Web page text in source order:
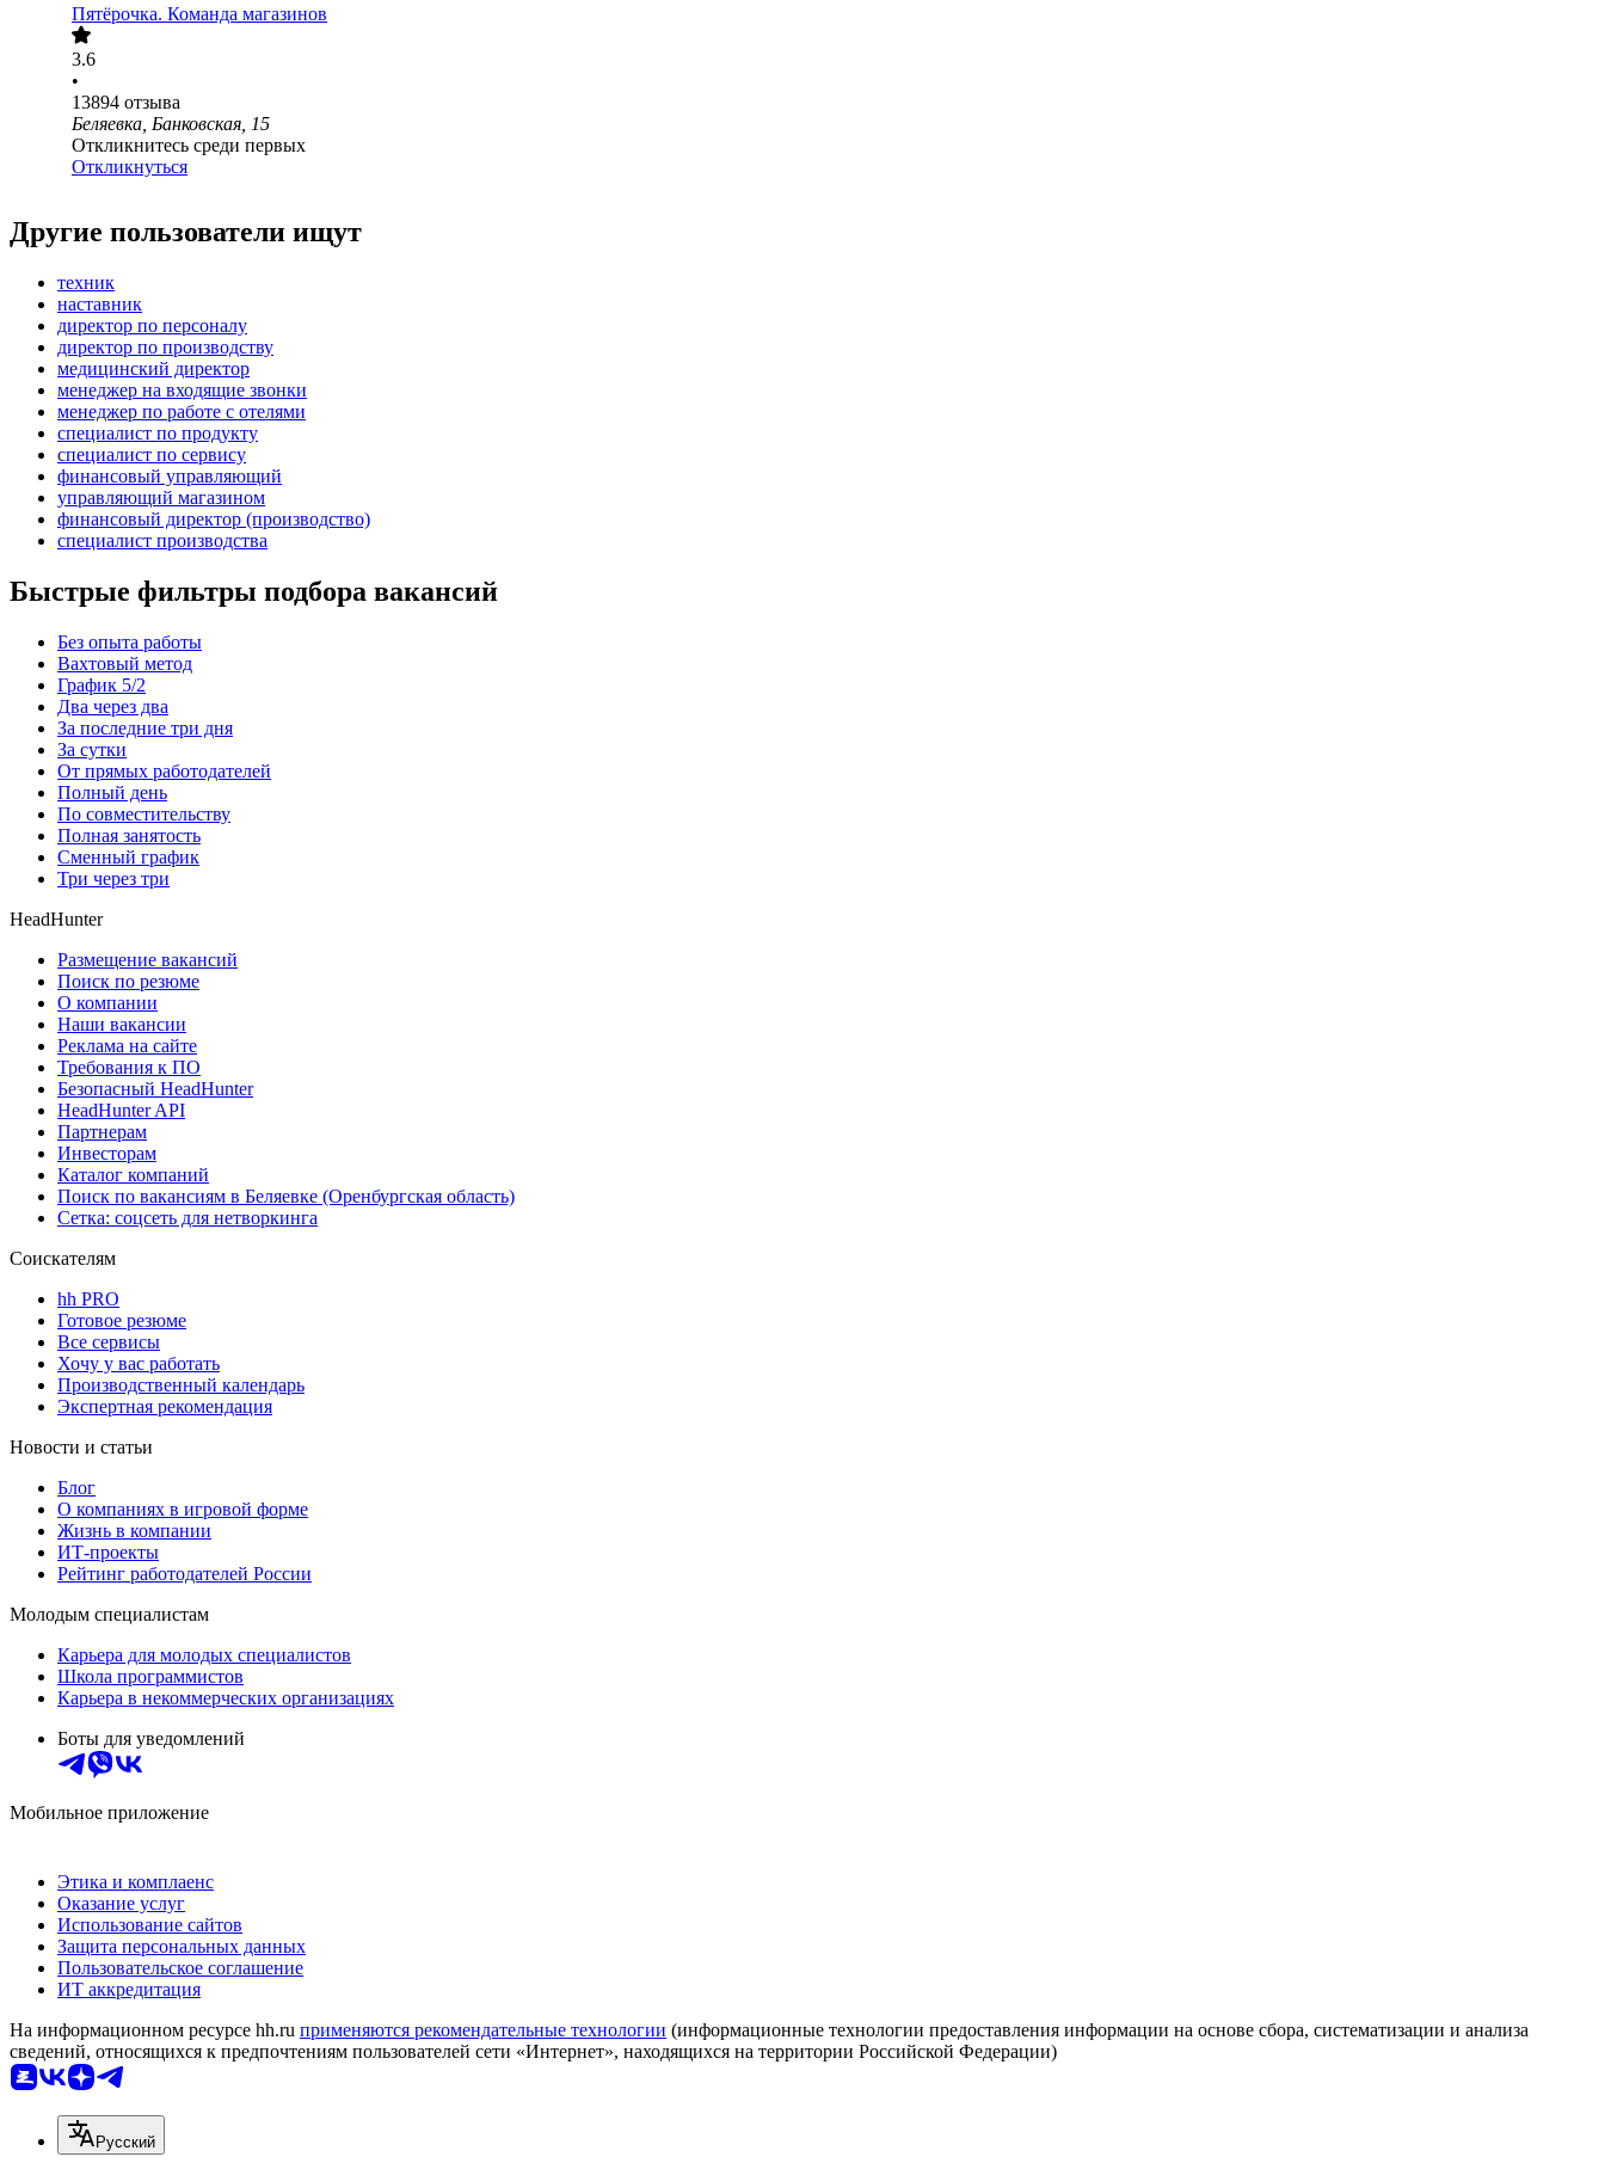
Пятёрочка. Команда магазинов
3.6
•
13894 отзыва
Беляевка, Банковская, 15
Откликнитесь среди первых
Откликнуться
Другие пользователи ищут
техник
наставник
директор по персоналу
директор по производству
медицинский директор
менеджер на входящие звонки
менеджер по работе с отелями
специалист по продукту
специалист по сервису
финансовый управляющий
управляющий магазином
финансовый директор (производство)
специалист производства
Быстрые фильтры подбора вакансий
Без опыта работы
Вахтовый метод
График 5/2
Два через два
За последние три дня
За сутки
От прямых работодателей
Полный день
По совместительству
Полная занятость
Сменный график
Три через три
HeadHunter
Размещение вакансий
Поиск по резюме
О компании
Наши вакансии
Реклама на сайте
Требования к ПО
Безопасный HeadHunter
HeadHunter API
Партнерам
Инвесторам
Каталог компаний
Поиск по вакансиям в Беляевке (Оренбургская область)
Сетка: соцсеть для нетворкинга
Соискателям
hh PRO
Готовое резюме
Все сервисы
Хочу у вас работать
Производственный календарь
Экспертная рекомендация
Новости и статьи
Блог
О компаниях в игровой форме
Жизнь в компании
ИТ-проекты
Рейтинг работодателей России
Молодым специалистам
Карьера для молодых специалистов
Школа программистов
Карьера в некоммерческих организациях
Боты для уведомлений
Мобильное приложение
Этика и комплаенс
Оказание услуг
Использование сайтов
Защита персональных данных
Пользовательское соглашение
ИТ аккредитация
На информационном ресурсе hh.ru применяются рекомендательные технологии (информационные технологии предоставления информации на основе сбора, систематизации и анализа
сведений, относящихся к предпочтениям пользователей сети «Интернет», находящихся на территории Российской Федерации)
Русский